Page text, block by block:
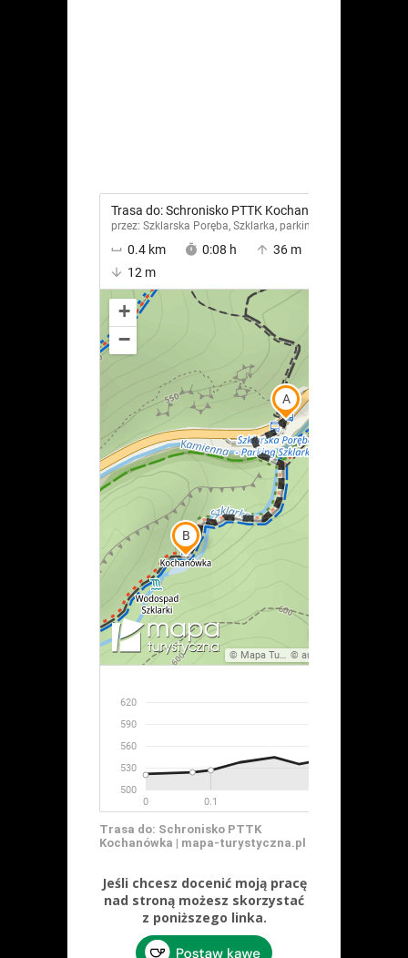
Trasa do: Schronisko PTTK
Kochanówka | mapa-turystyczna.pl
Jeśli chcesz docenić moją pracę
nad stroną możesz skorzystać
z poniższego linka.